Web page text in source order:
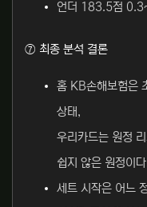
언더 183.5점
⑦ 최종 분석 결론
홈 KB손해보험은
상태,
우리카드는 원정
쉽지 않은 원정이
세트 시작은 어느